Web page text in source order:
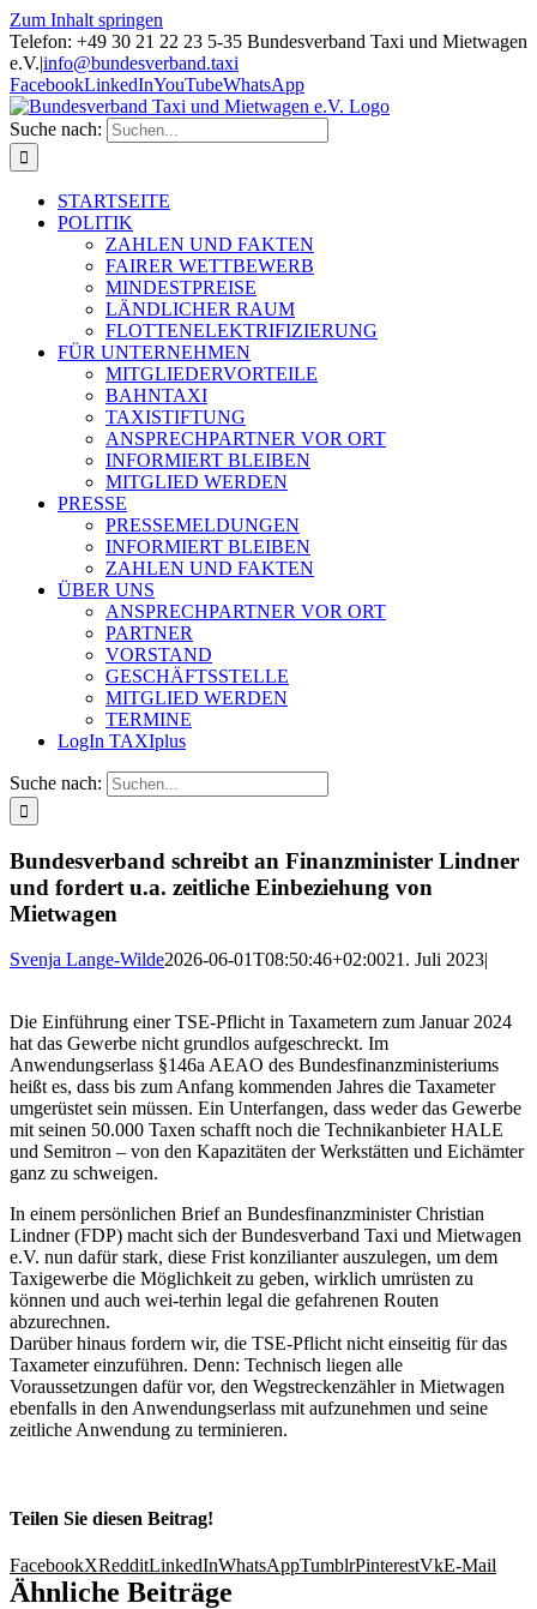
Zum Inhalt springen
Telefon: +49 30 21 22 23 5-35 Bundesverband Taxi und Mietwagen
e.V.|info@bundesverband.taxi
FacebookLinkedInYouTubeWhatsApp
Suche nach:
STARTSEITE
POLITIK
ZAHLEN UND FAKTEN
FAIRER WETTBEWERB
MINDESTPREISE
LÄNDLICHER RAUM
FLOTTENELEKTRIFIZIERUNG
FÜR UNTERNEHMEN
MITGLIEDERVORTEILE
BAHNTAXI
TAXISTIFTUNG
ANSPRECHPARTNER VOR ORT
INFORMIERT BLEIBEN
MITGLIED WERDEN
PRESSE
PRESSEMELDUNGEN
INFORMIERT BLEIBEN
ZAHLEN UND FAKTEN
ÜBER UNS
ANSPRECHPARTNER VOR ORT
PARTNER
VORSTAND
GESCHÄFTSSTELLE
MITGLIED WERDEN
TERMINE
LogIn TAXIplus
Suche nach:
Bundesverband schreibt an Finanzminister Lindner
und fordert u.a. zeitliche Einbeziehung von
Mietwagen
Svenja Lange-Wilde2026-06-01T08:50:46+02:0021. Juli 2023|
Die Einführung einer TSE-Pflicht in Taxametern zum Januar 2024
hat das Gewerbe nicht grundlos aufgeschreckt. Im
Anwendungserlass §146a AEAO des Bundesfinanzministeriums
heißt es, dass bis zum Anfang kommenden Jahres die Taxameter
umgerüstet sein müssen. Ein Unterfangen, dass weder das Gewerbe
mit seinen 50.000 Taxen schafft noch die Technikanbieter HALE
und Semitron – von den Kapazitäten der Werkstätten und Eichämter
ganz zu schweigen.
In einem persönlichen Brief an Bundesfinanzminister Christian
Lindner (FDP) macht sich der Bundesverband Taxi und Mietwagen
e.V. nun dafür stark, diese Frist konzilianter auszulegen, um dem
Taxigewerbe die Möglichkeit zu geben, wirklich umrüsten zu
können und auch wei-terhin legal die gefahrenen Routen
abzurechnen.
Darüber hinaus fordern wir, die TSE-Pflicht nicht einseitig für das
Taxameter einzuführen. Denn: Technisch liegen alle
Voraussetzungen dafür vor, den Wegstreckenzähler in Mietwagen
ebenfalls in den Anwendungserlass mit aufzunehmen und seine
zeitliche Anwendung zu terminieren.
Teilen Sie diesen Beitrag!
FacebookXRedditLinkedInWhatsAppTumblrPinterestVkE-Mail
Ähnliche Beiträge